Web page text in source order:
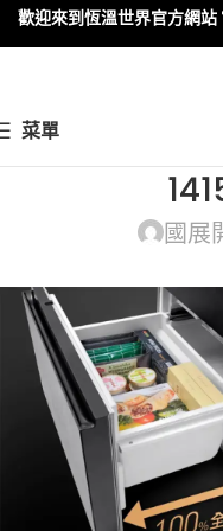
菜單
國展
歡迎來到恆溫世界官方網